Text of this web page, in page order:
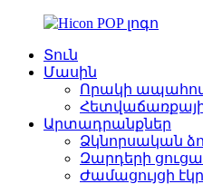
Տուն
Մասին
Որակի
Արտադրանքներ
Ձկնորսական
Զարդերի
Ժամացույցի